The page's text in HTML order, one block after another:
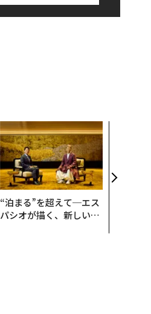
“泊まる”を超えて─エス
パシオが描く、新しい日
ションの